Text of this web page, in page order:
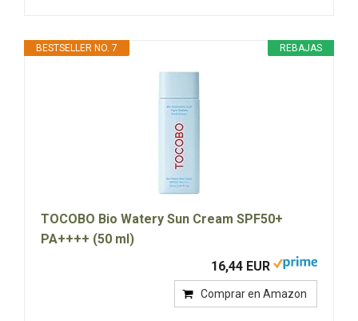
REBAJAS
BESTSELLER NO. 7
TOCOBO Bio Watery Sun Cream SPF50+
PA++++ (50 ml)
16,44 EUR
Comprar en Amazon